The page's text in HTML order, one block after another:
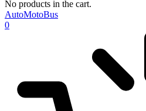
No products in the cart.
AutoMotoBus
0